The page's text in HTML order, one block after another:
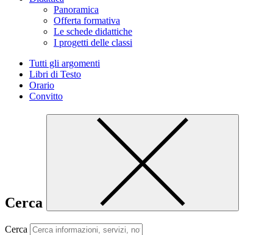
Panoramica
Offerta formativa
Le schede didattiche
I progetti delle classi
Tutti gli argomenti
Libri di Testo
Orario
Convitto
Cerca
Cerca